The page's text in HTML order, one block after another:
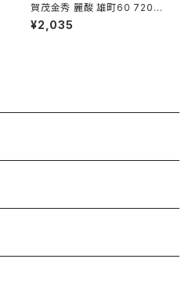
賀茂金秀 麗酸 雄町60 720ml
１本（金光酒造・広島県東広島市
黒瀬町）
¥2,035